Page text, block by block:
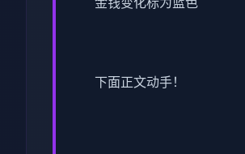
下面正文动手！